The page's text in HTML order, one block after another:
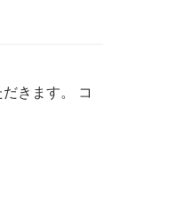
きます。 コ